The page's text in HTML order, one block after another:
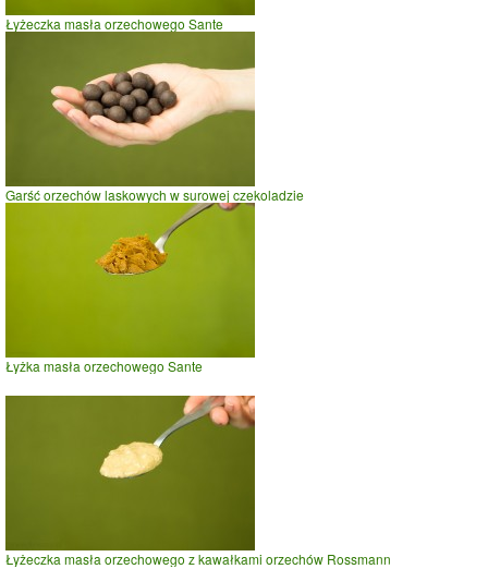
Łyżeczka masła orzechowego Sante
Garść orzechów laskowych w surowej czekoladzie
Łyżka masła orzechowego Sante
Łyżeczka masła orzechowego z kawałkami orzechów Rossmann